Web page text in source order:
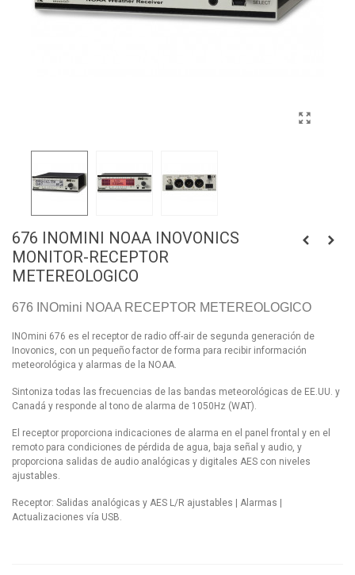
676 INOMINI NOAA INOVONICS
MONITOR-RECEPTOR
METEREOLOGICO
676 INOmini NOAA RECEPTOR METEREOLOGICO
INOmini 676 es el receptor de radio off-air de segunda generación de
Inovonics, con un pequeño factor de forma para recibir información
meteorológica y alarmas de la NOAA.
Sintoniza todas las frecuencias de las bandas meteorológicas de EE.UU. y
Canadá y responde al tono de alarma de 1050Hz (WAT).
El receptor proporciona indicaciones de alarma en el panel frontal y en el
remoto para condiciones de pérdida de agua, baja señal y audio, y
proporciona salidas de audio analógicas y digitales AES con niveles
ajustables.
Receptor: Salidas analógicas y AES L/R ajustables | Alarmas |
Actualizaciones vía USB.